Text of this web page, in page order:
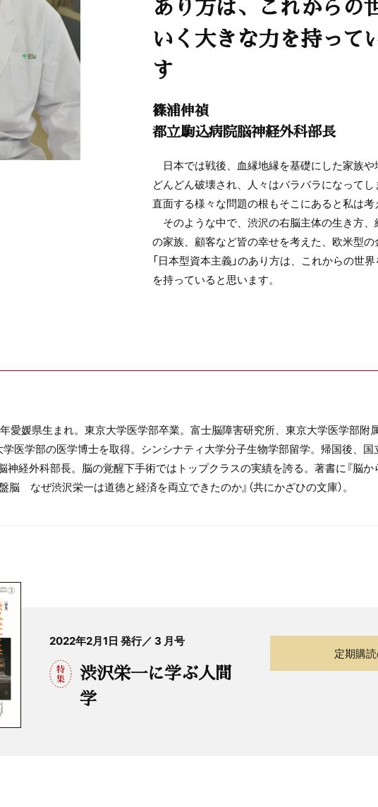
いく大きな力を持って
す
篠浦伸禎
都立駒込病院脳神経外科部長
日本では戦後、血縁地縁を基礎にした家族
どんどん破壊され、人々はバラバラになって
直面する様々な問題の根もそこにあると私は
そのような中で、渋沢の右脳主体の生き方
の家族、顧客など皆の幸せを考えた、欧米型
「日本型資本主義」のあり方は、これからの世
を持っていると思います。
愛媛県生まれ。東京大学医学部卒業。富士脳障害研究所、東京大学医学部附
医学部の医学博士を取得。シンシナティ大学分子生物学部留学。帰国後、
神経外科部長。脳の覚醒下手術ではトップクラスの実績を誇る。著書に『脳
脳 なぜ渋沢栄一は道徳と経済を両立できたのか』（共にかざひの文庫）。
2022年2月1日 発行／ 3 月号
渋沢栄一に学ぶ人間
学
定期購